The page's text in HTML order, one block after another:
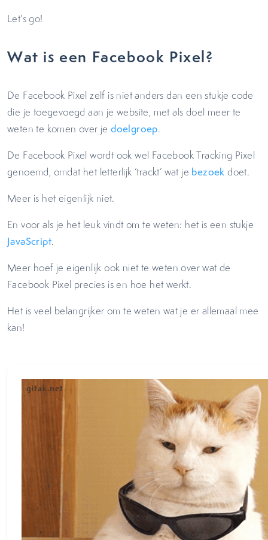
Let’s go!
Wat is een Facebook Pixel?
De Facebook Pixel zelf is niet anders dan een stukje code
die je toegevoegd aan je website, met als doel meer te
weten te komen over jedoelgroep.
De Facebook Pixel wordt ook wel Facebook Tracking Pixel
genoemd, omdat het letterlijk ‘trackt’ wat je bezoek doet.
Meer is het eigenlijk niet.
En voor als je het leuk vindt om te weten: het is een stukje
JavaScript.
Meer hoef je eigenlijk ook niet te weten over wat de
Facebook Pixel precies is en hoe het werkt.
Het is veel belangrijker om te weten wat je er allemaal mee
kan!